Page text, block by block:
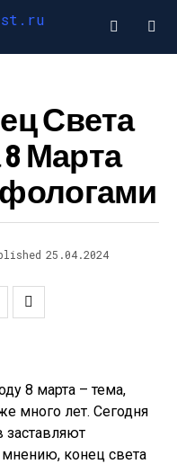
Света
8 Марта
25.04.2024
8 марта – тема,
много лет. Сегодня
заставляют
конец света